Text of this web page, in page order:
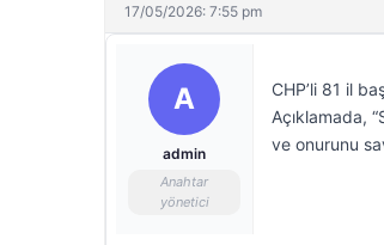
17/05/2026: 7:55 pm
A
admin
Anahtar
yönetici
CHP’li 81 il
Açıklamada,
ve onurunu